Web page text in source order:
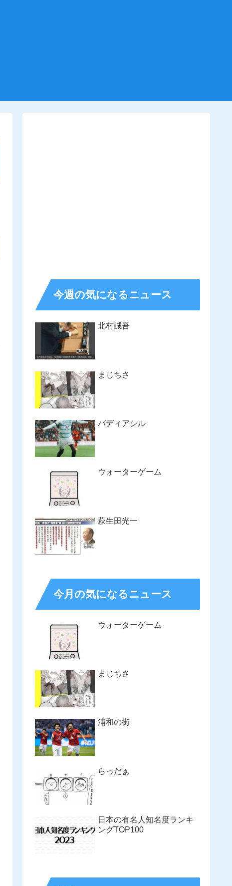
今週の気になるニュース
北村誠吾
まじちさ
バディアシル
ウォーターゲーム
萩生田光一
今月の気になるニュース
ウォーターゲーム
まじちさ
浦和の街
らっだぁ
日本の有名人知名度ランキ
ングTOP100